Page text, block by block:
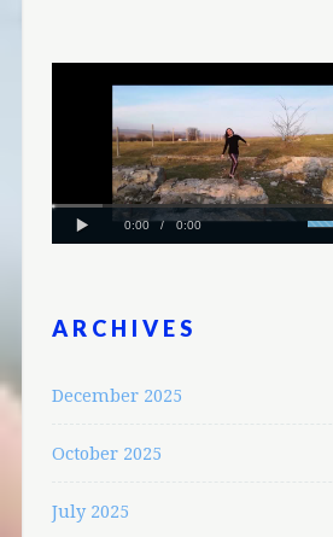
ARCHIVES
December 2025
October 2025
July 2025